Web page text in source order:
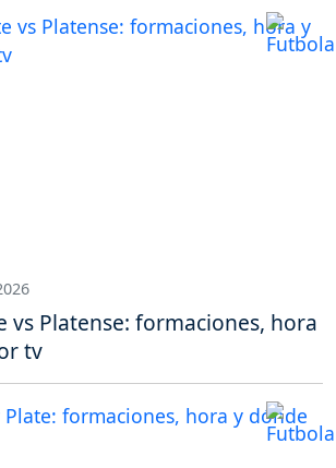
vs Platense: formaciones, hora
tv